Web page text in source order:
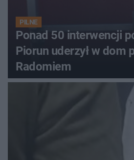
PILNE
Ponad 50 interwencji
Piorun uderzył w dom
Radomiem